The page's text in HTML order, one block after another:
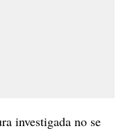
investigada no se